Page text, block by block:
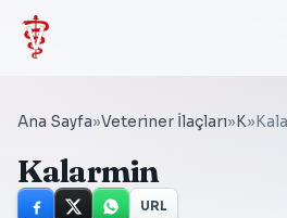
Ana Sayfa»Veteriner İlaçları» K»
Kalarmin
URL